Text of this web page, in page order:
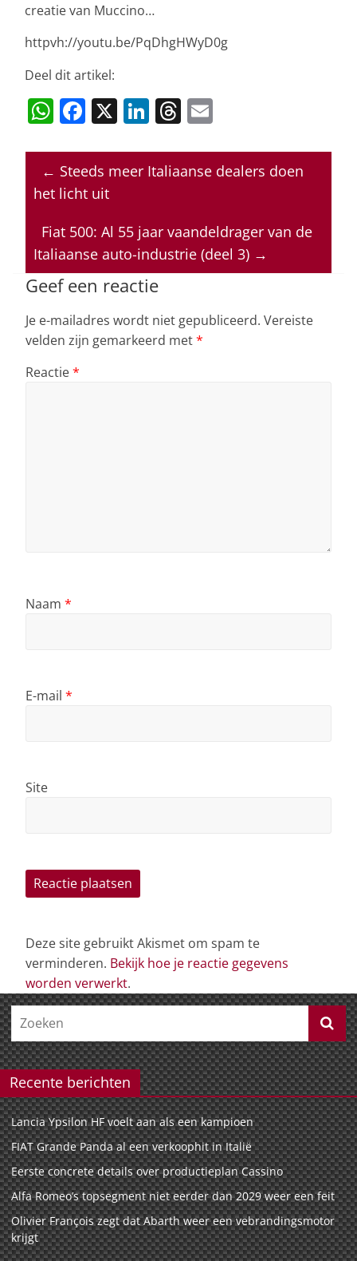
creatie van Muccino…
httpvh://youtu.be/PqDhgHWyD0g
Deel dit artikel:
W
at
s
p
p
F
c
e
o
o
k
X Li
k
e
n
T
re
a
s
ai
l
← Steeds meer Italiaanse dealers doen
het licht uit
Fiat 500: Al 55 jaar vaandeldrager van de
Italiaanse auto-industrie (deel 3) →
Geef een reactie
Je e-mailadres wordt niet gepubliceerd. Vereiste
velden zijn gemarkeerd met*
Reactie*
Naam *
E-mail *
Site
Deze site gebruikt Akismet om spam te
verminderen. Bekijk hoe je reactie gegevens
worden verwerkt.
Recente berichten
Lancia Ypsilon HF voelt aan als een kampioen
FIAT Grande Panda al een verkoophit in Italië
Eerste concrete details over productieplan Cassino
Alfa Romeo’s topsegment niet eerder dan 2029 weer een feit
Olivier François zegt dat Abarth weer een vebrandingsmotor
krijgt